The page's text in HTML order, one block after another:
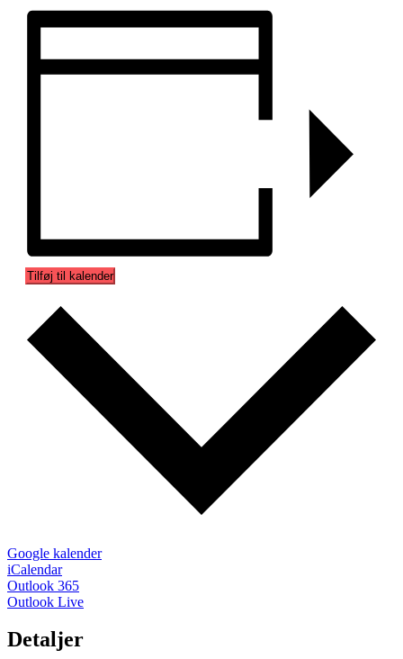
Tilføj til kalender
Google kalender
iCalendar
Outlook 365
Outlook Live
Detaljer